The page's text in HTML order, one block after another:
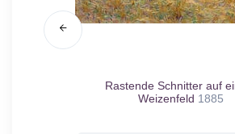
Rastende Schnitter auf
Weizenfeld 1885